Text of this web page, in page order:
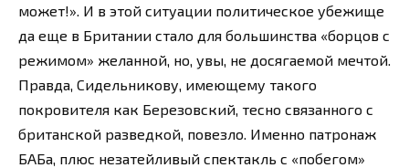
может!». И в этой ситуации политическое убежище
да еще в Британии стало для большинства «борцов с
режимом» желанной, но, увы, не досягаемой мечтой.
Правда, Сидельникову, имеющему такого
покровителя как Березовский, тесно связанного с
британской разведкой, повезло. Именно патронаж
БАБа, плюс незатейливый спектакль с «побегом»